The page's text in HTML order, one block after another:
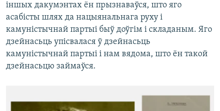
іншых дакумэнтах ён прызнаваўся, што яго
асабісты шлях да нацыянальнага руху і
камуністычнай партыі быў доўгім і складаным. Яго
дзейнасьць упісвалася ў дзейнасьць
камуністычнай партыі і нам вядома, што ён такой
дзейнасьцю займаўся.